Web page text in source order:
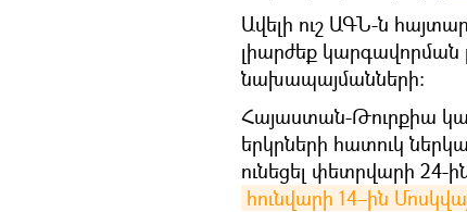
Ավելի ուշ ԱԳՆ-ն
լիարժեք կարգավորման
նախապայմանների։
Հայաստան-Թուրքիա
երկրների հատուկ
ունեցել փետրվարի 24-
հունվարի 14–ին